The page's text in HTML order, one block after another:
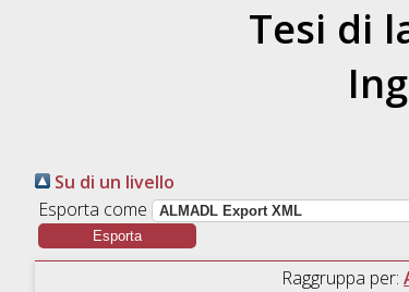
Tesi di
Su di un livello
Esporta come
Raggruppa per: